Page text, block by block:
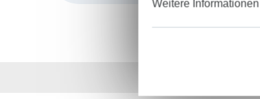
Weitere